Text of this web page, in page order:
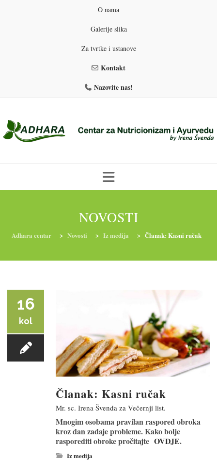
O nama
Galerije slika
Za tvrtke i ustanove
Kontakt
Nazovite nas!
NOVOSTI
Adhara centar > Novosti > Iz medija > Članak: Kasni ručak
16
kol
Članak: Kasni ručak
Mr. sc. Irena Švenda za Večernji list.
Mnogim osobama pravilan raspored obroka
kroz dan zadaje probleme. Kako bolje
rasporediti obroke pročitajte OVDJE.
Iz medija